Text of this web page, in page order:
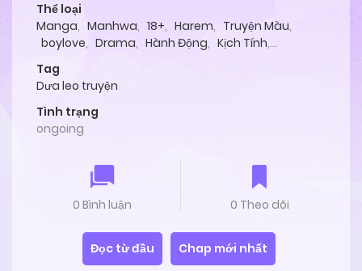
Thể loại
Manga, Manhwa, 18+, Harem, Truyện Màu,
boylove, Drama, Hành Động, Kịch Tính,
Tag
Dưa leo truyện
Tình trạng
ongoing
0 Bình luận 0 Theo dõi
Đọc từ đầu Chap mới nhất